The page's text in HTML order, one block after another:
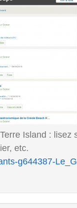
Island :
etc.
g644387-